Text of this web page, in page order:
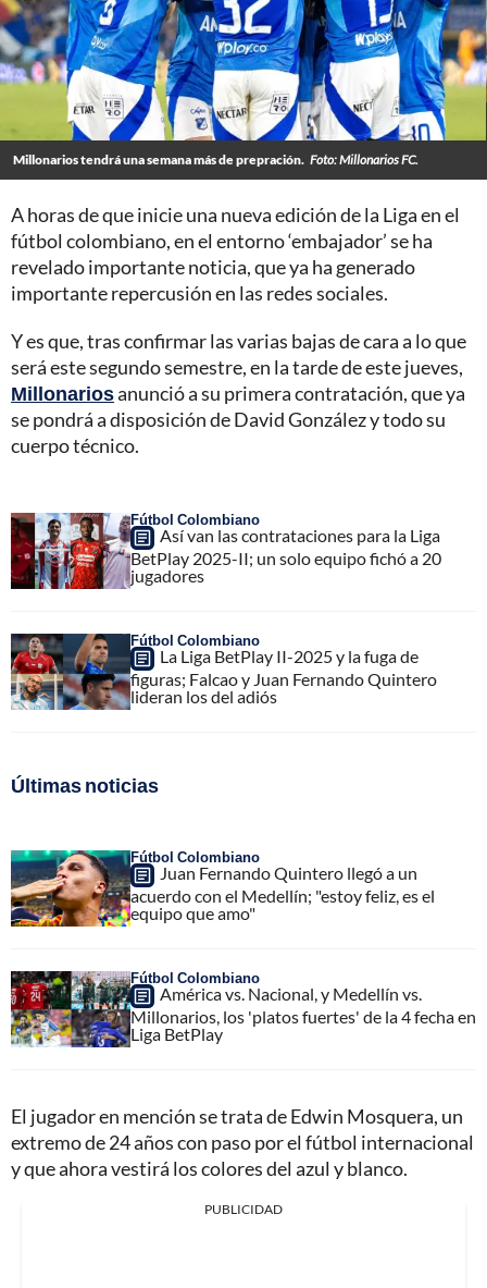
Millonarios tendrá una semana más de prepración. Foto: Millonarios FC.
A horas de que inicie una nueva edición de la Liga en el
fútbol colombiano, en el entorno ‘embajador’ se ha
revelado importante noticia, que ya ha generado
importante repercusión en las redes sociales.
Y es que, tras confirmar las varias bajas de cara a lo que
será este segundo semestre, en la tarde de este jueves,
Millonariosanunció a su primera contratación, que ya
se pondrá a disposición de David González y todo su
cuerpo técnico.
Fútbol Colombiano
Así van las contrataciones para la Liga
BetPlay 2025-II; un solo equipo fichó a 20
jugadores
Fútbol Colombiano
La Liga BetPlay II-2025 y la fuga de
figuras; Falcao y Juan Fernando Quintero
lideran los del adiós
Últimas noticias
Fútbol Colombiano
Juan Fernando Quintero llegó a un
acuerdo con el Medellín; "estoy feliz, es el
equipo que amo"
Fútbol Colombiano
América vs. Nacional, y Medellín vs.
Millonarios, los 'platos fuertes' de la 4 fecha en
Liga BetPlay
El jugador en mención se trata de Edwin Mosquera, un
extremo de 24 años con paso por el fútbol internacional
y que ahora vestirá los colores del azul y blanco.
PUBLICIDAD